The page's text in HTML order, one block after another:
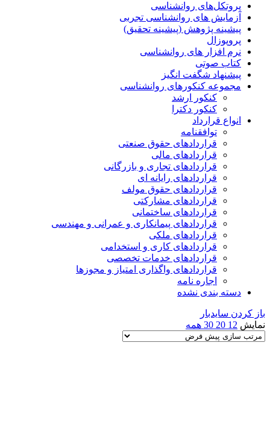
پروتکل‌های روانشناسی
آزمایش های روانشناسی تجربی
پیشینه پژوهش (پیشینه تحقیق)
پروپوزال
نرم افزار های روانشناسی
کتاب صوتی
پیشنهاد شگفت انگیز
مجموعه کنکورهای روانشناسی
کنکور ارشد
کنکور دکترا
انواع قرارداد
توافقنامه
قراردادهای حقوق صنعتی
قراردادهای مالی
قراردادهای تجاری و بازرگانی
قراردادهای رایانه ای
قراردادهای حقوق مولف
قراردادهای مشارکتی
قراردادهای ساختمانی
قراردادهای پیمانکاری و عمرانی و مهندسی
قراردادهای ملکی
قراردادهای کاری و استخدامی
قراردادهای خدمات تخصصی
قراردادهای واگذاری امتیاز و مجوزها
اجاره نامه
دسته بندی نشده
باز کردن سایدبار
نمایش 12
20
30 همه